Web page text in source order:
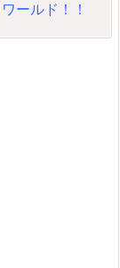
ールド！！